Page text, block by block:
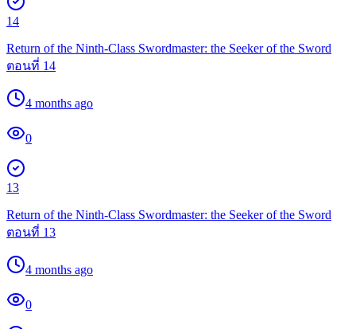
14
Return of the Ninth-Class Swordmaster: the Seeker of the Sword
ตอนที่ 14
4 months ago
0
13
Return of the Ninth-Class Swordmaster: the Seeker of the Sword
ตอนที่ 13
4 months ago
0